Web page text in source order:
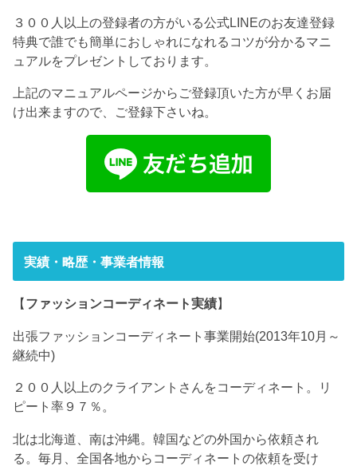
３００人以上の登録者の方がいる公式LINEのお友達登録
特典で誰でも簡単におしゃれになれるコツが分かるマニ
ュアルをプレゼントしております。
上記のマニュアルページからご登録頂いた方が早くお届
け出来ますので、ご登録下さいね。
実績・略歴・事業者情報
【 ファッションコーディネート実績】
出張ファッションコーディネート事業開始(2013年10月～
継続中)
２００人以上のクライアントさんをコーディネート。リ
ピート率９７％。
北は北海道、南は沖縄。韓国などの外国から依頼され
る。毎月、全国各地からコーディネートの依頼を受け